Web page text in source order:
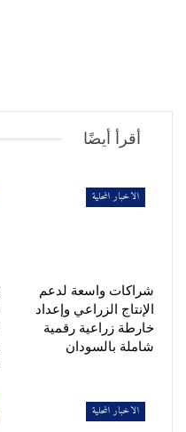
أقرأ أيضًا
الاخبار المحلية
شراكات واسعة لدعم
الإنتاج الزراعي وإعداد
خارطة زراعية رقمية
شاملة بالسودان
الاخبار المحلية